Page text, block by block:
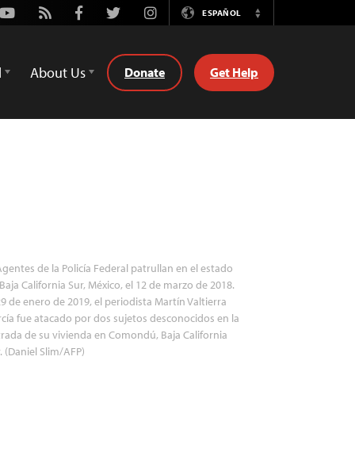
Youtube
Rss FacebookTwitterInstagramESPAÑOL
Switch
About Us Donate Get Help
de la Policía Federal patrullan en el estado
California Sur, México, el 12 de marzo de 2018.
de enero de 2019, el periodista Martín Valtierra
fue atacado por dos sujetos desconocidos en la
de su vivienda en Comondú, Baja California
(Daniel Slim/AFP)